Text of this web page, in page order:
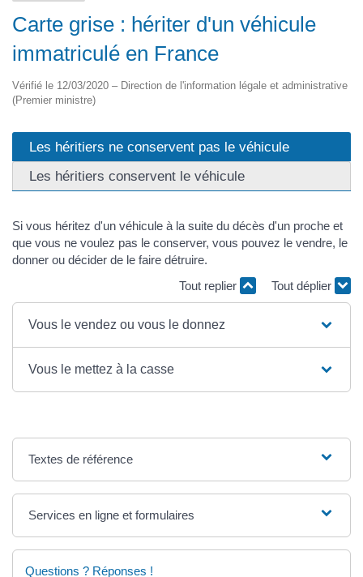
Carte grise : hériter d'un véhicule
immatriculé en France
Vérifié le 12/03/2020 – Direction de l'information légale et administrative
(Premier ministre)
Les héritiers ne conservent pas le véhicule
Les héritiers conservent le véhicule
Si vous héritez d'un véhicule à la suite du décès d'un proche et
que vous ne voulez pas le conserver, vous pouvez le vendre, le
donner ou décider de le faire détruire.
Tout replier
Tout déplier
Vous le vendez ou vous le donnez
Vous le mettez à la casse
Textes de référence
Services en ligne et formulaires
Questions ? Réponses !